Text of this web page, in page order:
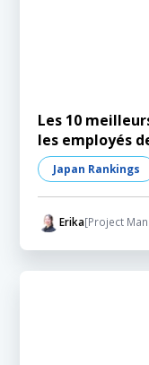
Les 10
les employés
Japan Rankings
Erika[Project